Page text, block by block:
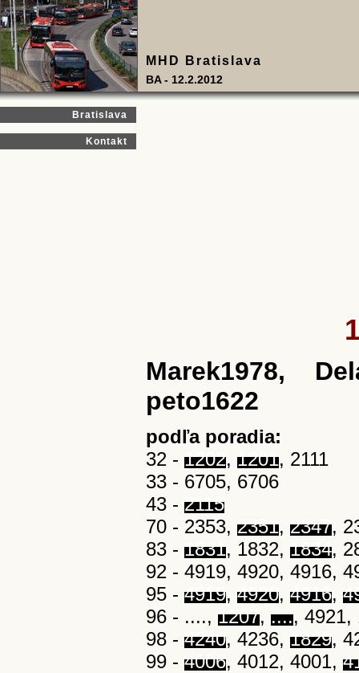
MHD Bratislava
BA - 12.2.2012
Bratislava
Kontakt
Marek1978,
peto1622
podľa poradia:
32 - 1202, 1201, 2111
33 - 6705, 6706
43 - 2115
70 - 2353, 2351, 2347,
83 - 1831, 1832, 1834,
92 - 4919, 4920, 4916,
95 - 4919, 4920, 4916,
96 - ...., 1207, ...., 4921,
98 - 4240, 4236, 1829,
99 - 4006, 4012, 4001,